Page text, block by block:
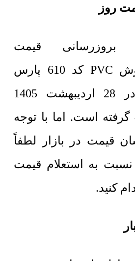
روز
بروزرسانی قیمت
دیوارپوش PVC کد 610 پارس
فریم در 28 اردیبهشت 1405
است. اما با توجه
قیمت در بازار لطفاً
نسبت به استعلام قیمت
کنید.